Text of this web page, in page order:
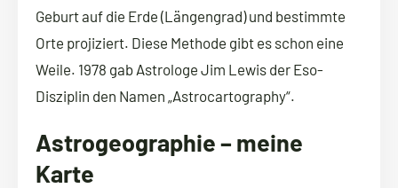
Geburt auf die Erde (Längengrad) und bestimmte
Orte projiziert. Diese Methode gibt es schon eine
Weile. 1978 gab Astrologe Jim Lewis der Eso-
Disziplin den Namen „Astrocartography“.
Astrogeographie – meine
Karte